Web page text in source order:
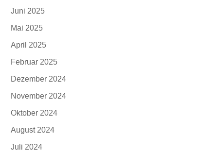
Juni 2025
Mai 2025
April 2025
Februar 2025
Dezember 2024
November 2024
Oktober 2024
August 2024
Juli 2024